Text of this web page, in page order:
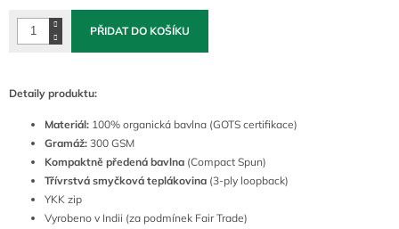
PŘIDAT DO KOŠÍKU
Detaily produktu:
Materiál: 100% organická bavlna (GOTS certifikace)
Gramáž: 300 GSM
Kompaktně předená bavlna (Compact Spun)
Třívrstvá smyčková teplákovina (3-ply loopback)
YKK zip
Vyrobeno v Indii (za podmínek Fair Trade)